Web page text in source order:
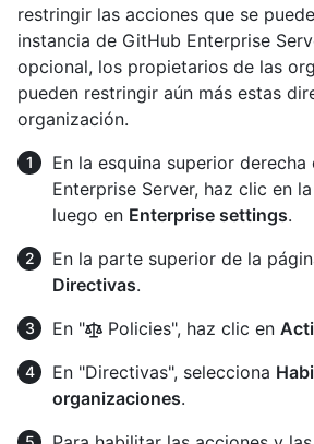
restringir las acciones que se
instancia de GitHub Enterprise
opcional, los propietarios de las
pueden restringir aún más estas
organización.
En la esquina superior derecha
Enterprise Server, haz clic en
luego en Enterprise settings.
En la parte superior de la
Directivas.
En "
Policies", haz clic en
En "Directivas", selecciona
organizaciones.